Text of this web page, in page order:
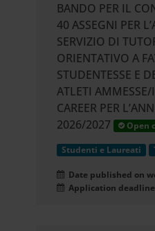
BANDO PER IL
40 ASSEGNI PER
SERVIZIO DI
ORIENTATIVO A
STUDENTESSE E
ATLETI
CAREER PER
2026/2027
Open
Studenti e Laureati
Date published on
Application